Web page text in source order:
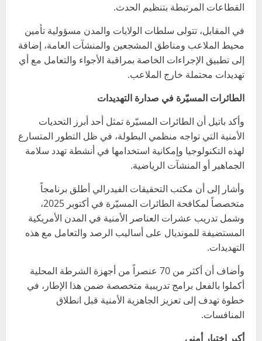
القطاعات المرتبطة بتنظيم الحدث.
في المقابل، تتولى سلطات الولايات والمدن مسؤولية تأمين
محيط الملاعب ومناطق المشجعين والمنشآت العامة، إضافة
إلى تطبيق الإجراءات الخاصة بمراقبة الأجواء والتعامل مع أي
تهديدات محتملة خارج الملاعب.
الطائرات المسيّرة في صدارة التهديدات
وأكد باتيل أن الطائرات المسيّرة تمثل أحد أبرز التحديات
الأمنية التي تواجه منظمي البطولة، في ظل التطور المتسارع
لهذه التكنولوجيا وإمكانية استخدامها في أنشطة تهدد سلامة
الجماهير أو المنشآت الرياضية.
وأشار إلى أن مكتب التحقيقات الفيدرالي أطلق برنامجاً
متخصصاً لمكافحة الطائرات المسيّرة في أكتوبر 2025،
وشمل تدريب عشرات العناصر الأمنية في المدن الأمريكية
المستضيفة للمونديال على أساليب الرصد والتعامل مع هذه
التهديدات.
وأضاف أن أكثر من 70 عنصراً من أجهزة الشرطة المحلية
أكملوا بالفعل برامج تدريبية متخصصة ضمن هذا الإطار، في
خطوة تهدف إلى تعزيز الجاهزية الأمنية قبل انطلاق
المنافسات.
أكبر اختبار أمني